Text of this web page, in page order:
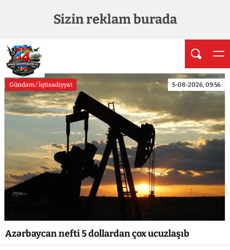
Sizin reklam burada
Gündəm / İqtisadiyyat 5-08-2026, 09:56
Azərbaycan nefti 5 dollardan çox ucuzlaşıb